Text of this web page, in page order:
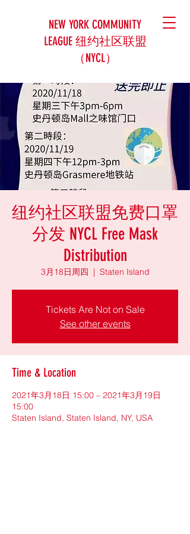
NEW YORK COMMUNITY
LEAGUE 纽约社区联盟
（NYCL）
纽约社区联盟免费口罩
分发 NYCL Free Mask
Distribution
3月18日周四
  |
Staten Island
Tickets Are Not on Sale
See other events
Time & Location
2021年3月18日 15:00 – 2021年3月19日
15:00
Staten Island, Staten Island, NY, USA